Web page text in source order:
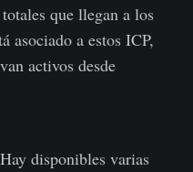
que llegan a los
asociado a estos ICP,
activos desde
disponibles varias